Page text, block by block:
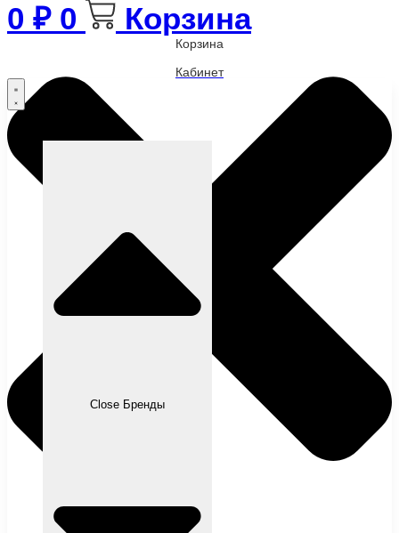
0 ₽ 0 Корзина
Корзина
Кабинет
Close Бренды